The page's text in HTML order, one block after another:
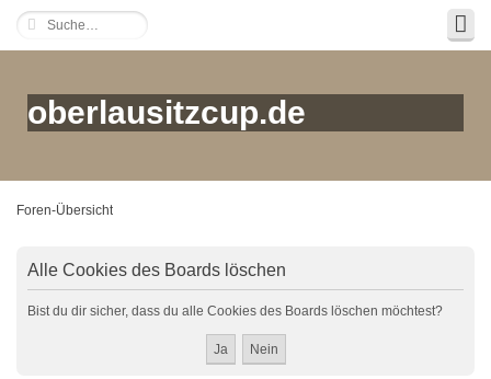
oberlausitzcup.de
Foren-Übersicht
Alle Cookies des Boards löschen
Bist du dir sicher, dass du alle Cookies des Boards löschen möchtest?